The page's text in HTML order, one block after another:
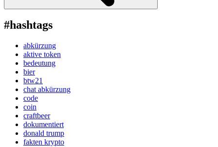
#hashtags
abkürzung
aktive token
bedeutung
bier
btw21
chat abkürzung
code
coin
craftbeer
dokumentiert
donald trump
fakten krypto